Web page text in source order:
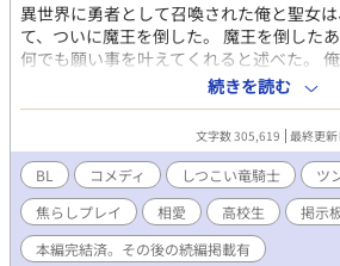
異世界に勇者として召喚された俺と聖女
て、ついに魔王を倒した。 魔王を倒した
何でも願い事を叶えてくれると述べた。
を望んだ。 というのも、俺に対して常に
るとても暑苦しい竜騎士がいたからだ。
キムキの男に言われてもまったく嬉しく
か、好感度ゲージはマイナスに振り切っ
伐を果たした末に現世に戻った勇者な俺と
騎士と、腐女子な聖女の物語だ。 (注)この
す。実在のいかなる団体・組織・地域・個
ません。 ※R18シーンは相当物語の後にな
続きを読む
文字数 305,619 最終更
BL コメディ しつこい竜騎士 ツ
焦らしプレイ
相愛 高校生
掲示
本編完結済。その後の続編掲載有